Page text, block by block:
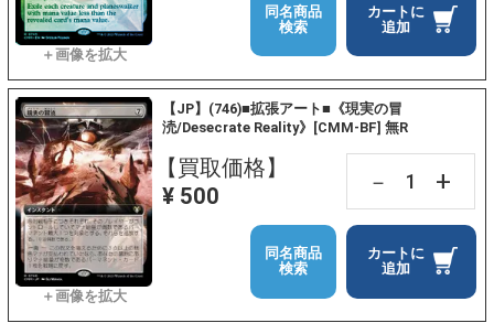
カートに
追加
同名商品
検索
【JP】(746)■拡張アート■《現実の冒
涜/Desecrate Reality》[CMM-BF] 無R
【買取価格】
¥ 500
－ +
カートに
追加
同名商品
検索